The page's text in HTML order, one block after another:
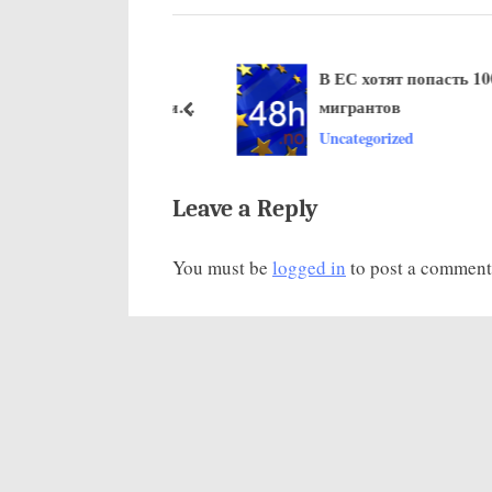
у
я
п
с
В ЕС хотят попасть 10000
мигрантов
Uncategorized
пред
Leave a Reply
You must be logged in to post a